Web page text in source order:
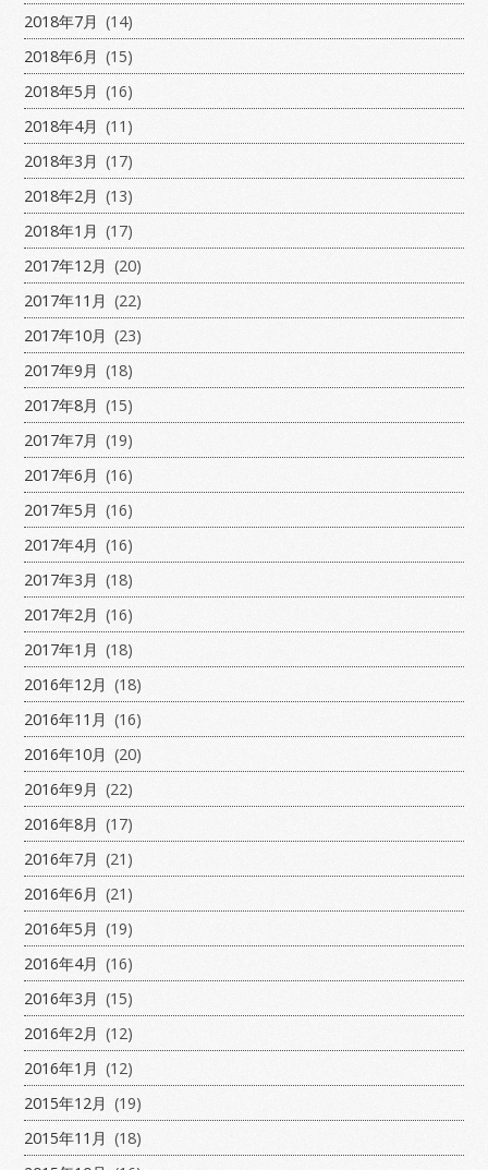
2018年7月 (14)
2018年6月 (15)
2018年5月 (16)
2018年4月 (11)
2018年3月 (17)
2018年2月 (13)
2018年1月 (17)
2017年12月 (20)
2017年11月 (22)
2017年10月 (23)
2017年9月 (18)
2017年8月 (15)
2017年7月 (19)
2017年6月 (16)
2017年5月 (16)
2017年4月 (16)
2017年3月 (18)
2017年2月 (16)
2017年1月 (18)
2016年12月 (18)
2016年11月 (16)
2016年10月 (20)
2016年9月 (22)
2016年8月 (17)
2016年7月 (21)
2016年6月 (21)
2016年5月 (19)
2016年4月 (16)
2016年3月 (15)
2016年2月 (12)
2016年1月 (12)
2015年12月 (19)
2015年11月 (18)